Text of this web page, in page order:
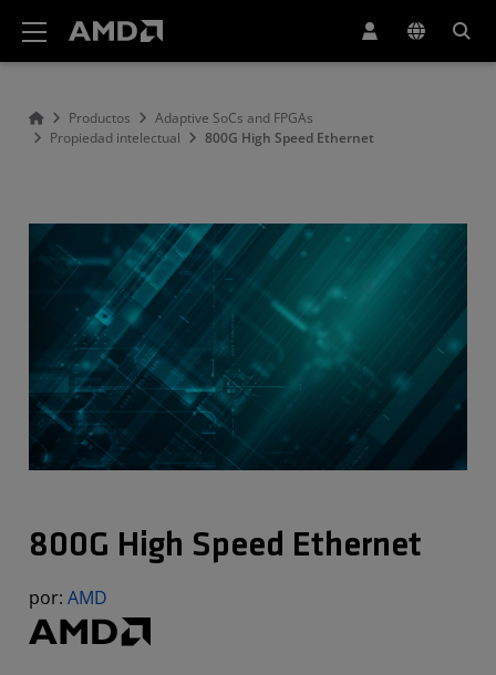
Productos
Adaptive SoCs and FPGAs
Propiedad intelectual
800G High Speed Ethernet
800G High Speed Ethernet
por: AMD